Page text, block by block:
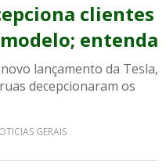
clientes
entenda
lançamento da Tesla,
decepcionaram os
GERAIS